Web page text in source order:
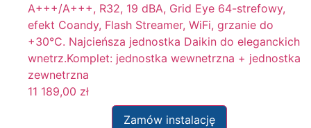
A+++/A+++, R32, 19 dBA, Grid Eye 64-strefowy,
efekt Coandy, Flash Streamer, WiFi, grzanie do
+30°C. Najcieńsza jednostka Daikin do eleganckich
wnetrz.Komplet: jednostka wewnetrzna + jednostka
zewnetrzna
11 189,00 zł
Zamów instalację